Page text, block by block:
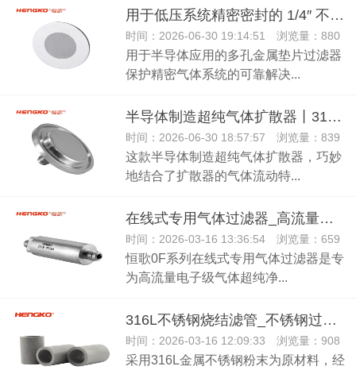
用于低压系统精密密封的 1/4″ 不锈钢 垫圈过滤器
时间：2026-06-30 19:14:51 浏览量：880
用于半导体应用的多孔金属垫片过滤器
保护精密气体系统的可靠解决...
半导体制造超纯气体扩散器丨316L 真空 3 纳米过滤器
时间：2026-06-30 18:57:57 浏览量：839
这款半导体制造超纯气体扩散器，巧妙
地结合了扩散器的气体流动特...
在线式专用气体过滤器_高流量电子级气体超纯净化专用
时间：2026-03-16 13:36:54 浏览量：659
恒歌0F系列在线式专用气体过滤器是专
为高流量电子级气体超纯净...
316L不锈钢烧结滤管_不锈钢过滤器孔隙均匀渗透性强
时间：2026-03-16 12:09:33 浏览量：908
采用316L金属不锈钢粉末为原材料，经